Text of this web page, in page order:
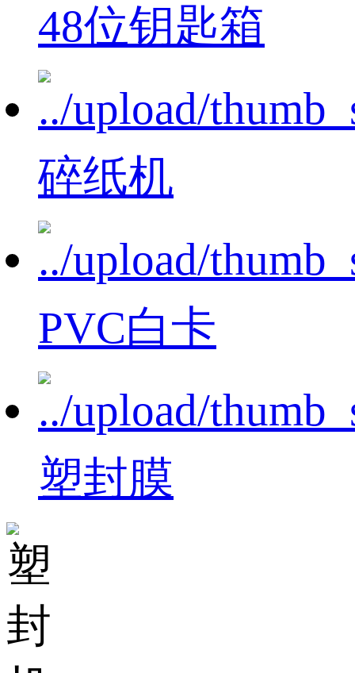
48位钥匙箱
碎纸机
PVC白卡
塑封膜